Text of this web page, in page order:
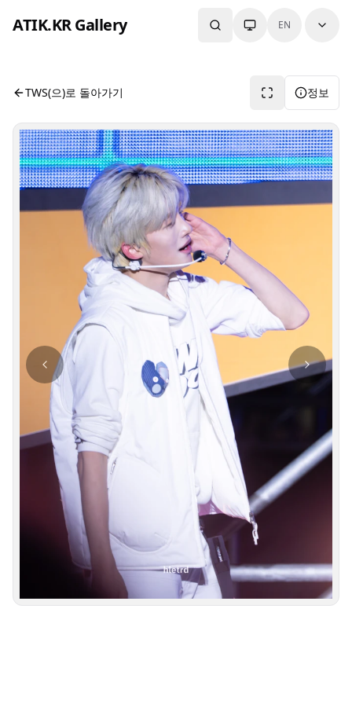
ATIK.KR Gallery EN
#JIHOON #Color in Music Festival
사진 뷰어입니다. 버튼으로 전체화면, 공유, 정보 보기를 사용
TWS(으)로 돌아가기 정보
사진 탐색 가능